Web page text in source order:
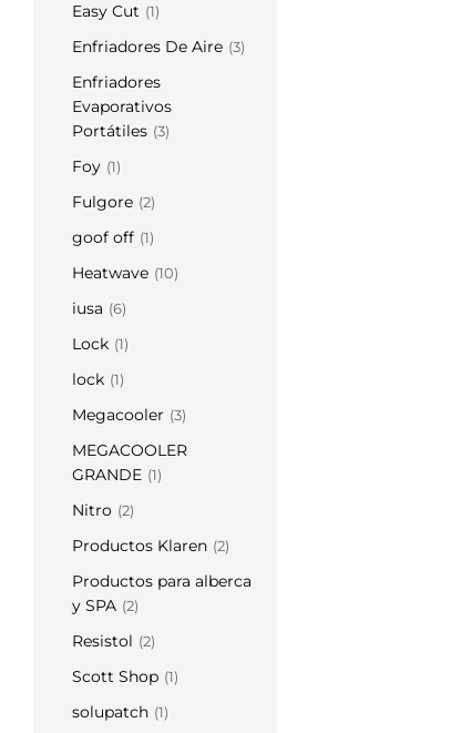
Easy Cut (1)
Enfriadores De Aire (3)
Enfriadores
Evaporativos
Portátiles (3)
Foy (1)
Fulgore (2)
goof off (1)
Heatwave (10)
iusa (6)
Lock (1)
lock (1)
Megacooler (3)
MEGACOOLER
GRANDE (1)
Nitro (2)
Productos Klaren (2)
Productos para alberca
y SPA (2)
Resistol (2)
Scott Shop (1)
solupatch (1)